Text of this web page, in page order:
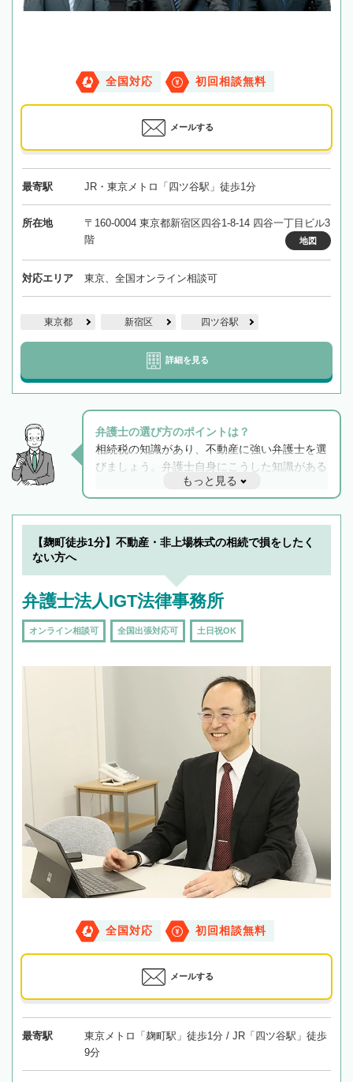
全国対応 初回相談無料
メールする
最寄駅 JR・東京メトロ「四ツ谷駅」徒歩1分
所在地
〒160-0004 東京都新宿区四谷1-8-14 四谷一丁目ビル3
階
地図
対応エリア 東京、全国オンライン相談可
東京都 新宿区 四ツ谷駅
詳細を見る
弁護士の選び方のポイントは？
相続税の知識があり、不動産に強い弁護士を選
びましょう。弁護士自身にこうした知識がある
と他士業との連携もスムーズに進み、トラブル
解決のみならず相続をトータルで任せることが
できます。また、相続は感情がからむ分野なの
でフィーリングも重要です。実際に電話や面談
もっと見る
【麹町徒歩1分】不動産・非上場株式の相続で損をしたく
ない方へ
弁護士法人IGT法律事務所
オンライン相談可 全国出張対応可 土日祝OK
全国対応 初回相談無料
メールする
最寄駅
東京メトロ「麹町駅」徒歩1分 / JR「四ツ谷駅」徒歩
9分